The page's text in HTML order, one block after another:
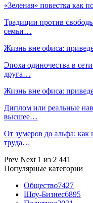
«Зеленая» повестка как
Традиции против
семьи…
Жизнь вне офиса:
Эпоха одиночества в
друга…
Жизнь вне офиса:
Диплом или реальные
высшее…
От зумеров до альфа:
труда…
Prev Next 1 из 2 441
Популярные категории
Общество7427
Шоу-Бизнес6895